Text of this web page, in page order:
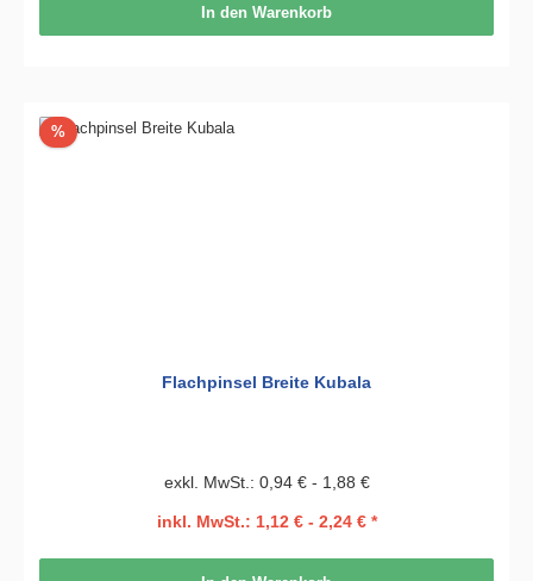
In den Warenkorb
%Rabatt
Flachpinsel Breite Kubala
exkl. MwSt.: 0,94 € - 1,88 €
inkl. MwSt.: 1,12 € - 2,24 € *